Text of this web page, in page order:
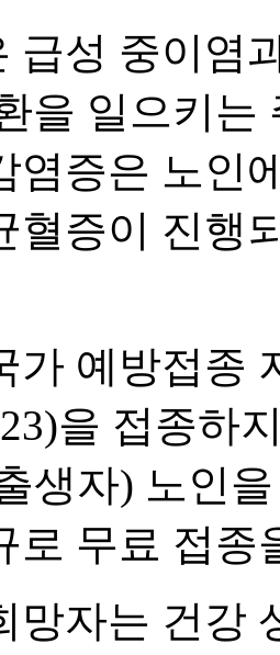
급성 중이염
을 일으키는
염증은 노인
혈증이 진행
가 예방접종
을 접종하
생자) 노인
로 무료 접종
망자는 건강